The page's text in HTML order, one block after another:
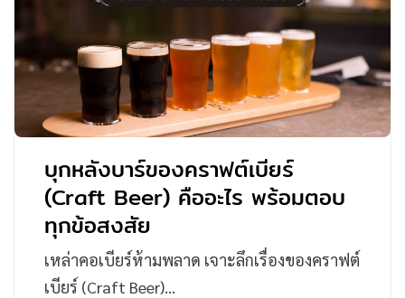
บุกหลังบาร์ของคราฟต์เบียร์
(Craft Beer) คืออะไร พร้อมตอบ
ทุกข้อสงสัย
เหล่าคอเบียร์ห้ามพลาด เจาะลึกเรื่องของคราฟต์
เบียร์ (Craft Beer)…